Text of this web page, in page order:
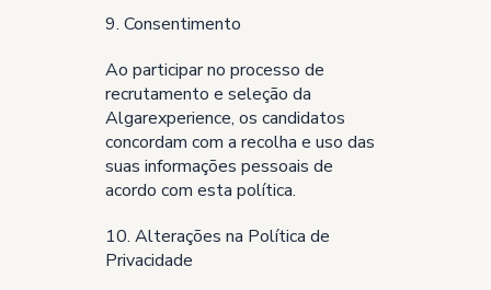
9. Consentimento
Ao participar no processo de
recrutamento e seleção da
Algarexperience, os candidatos
concordam com a recolha e uso das
suas informações pessoais de
acordo com esta política.
10. Alterações na Política de
Privacidade